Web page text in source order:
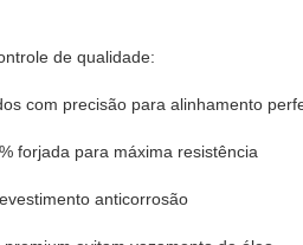
de qualidade:
com precisão para alinhamento
forjada para máxima resistência
anticorrosão